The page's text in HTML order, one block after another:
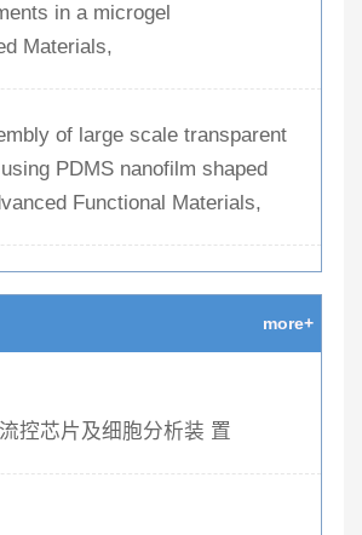
in a microgel
Materials,
of large scale transparent
PDMS nanofilm shaped
Functional Materials,
more+
控芯片及细胞分析装 置